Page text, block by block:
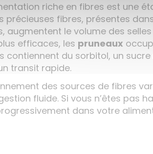
riche en fibres est une
précieuses fibres, présentes
augmentent le volume des
efficaces, les pruneaux
contiennent du sorbitol, un
transit rapide.
des sources de fibres
fluide. Si vous n’êtes pas
dans votre